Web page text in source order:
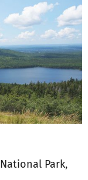
Park,